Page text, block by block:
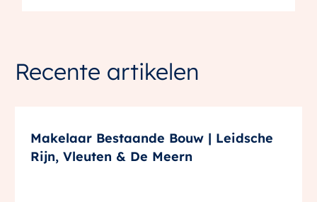
Recente artikelen
Makelaar Bestaande Bouw | Leidsche
Rijn, Vleuten & De Meern